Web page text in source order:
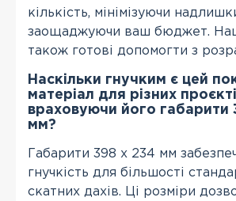
кількість, мінімізуючи
заощаджуючи ваш бюджет.
також готові допомогти з
Наскільки гнучким є цей
матеріал для різних
враховуючи його габарити
мм?
Габарити 398 х 234 мм
гнучкість для більшості
скатних дахів. Ці розміри